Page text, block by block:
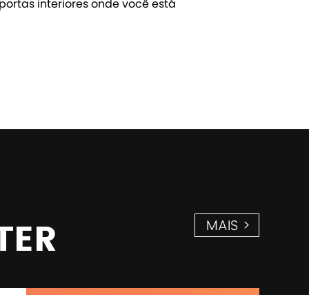
interiores onde você está
MAIS >